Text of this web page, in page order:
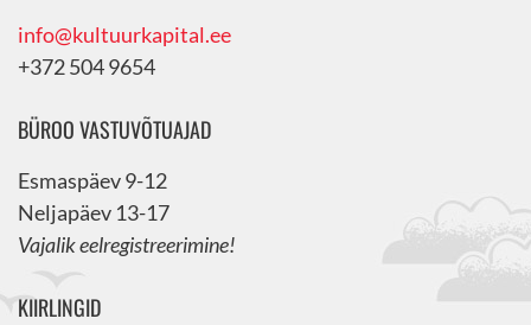
info@kultuurkapital.ee
+372 504 9654
BÜROO VASTUVÕTUAJAD
Esmaspäev 9-12
Neljapäev 13-17
Vajalik eelregistreerimine!
KIIRLINGID